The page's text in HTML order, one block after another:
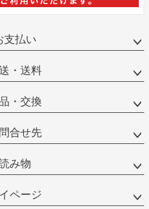
支払い
・送料
・交換
合せ先
み物
ページ